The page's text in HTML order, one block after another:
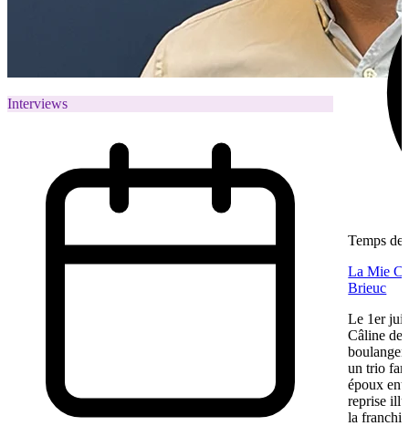
Interviews
Temps de
La Mie
Brieuc
Le 1er
Câline de
un trio
époux
reprise
la